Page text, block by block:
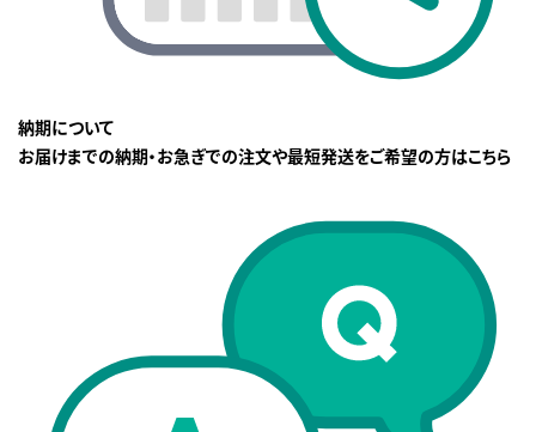
納期について
お届けまでの納期・お急ぎでの注文や最短発送をご希望の方はこちら